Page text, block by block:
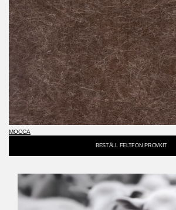
MOCCA
BESTÄLL FELTFON PROVKIT